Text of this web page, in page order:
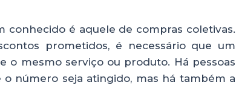
é aquele de compras coletivas.
prometidos, é necessário que um
mesmo serviço ou produto. Há pessoas
número seja atingido, mas há também a